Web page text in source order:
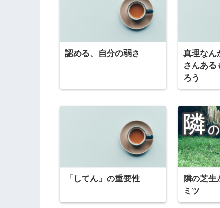
認める、自分の弱さ
真理なん
さんある
ろう
「してん」の重要性
隣の芝生
ミツ